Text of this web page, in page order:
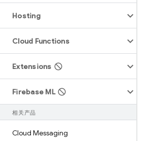
Hosting
Cloud Functions
Extensions
Firebase ML
相关产品
Cloud Messaging